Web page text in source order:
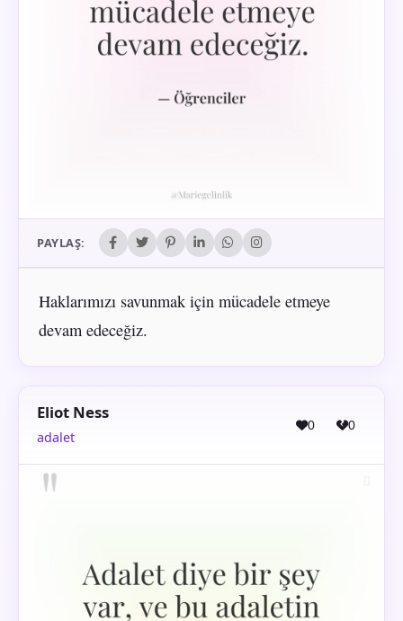
PAYLAŞ:
Haklarımızı savunmak için mücadele etmeye
devam edeceğiz.
Eliot Ness
adalet
0 0